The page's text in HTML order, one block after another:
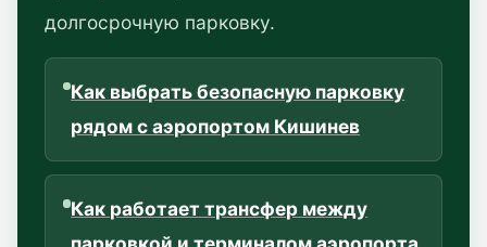
долгосрочную парковку.
Как выбрать безопасную парковку
рядом с аэропортом Кишинев
Как работает трансфер между